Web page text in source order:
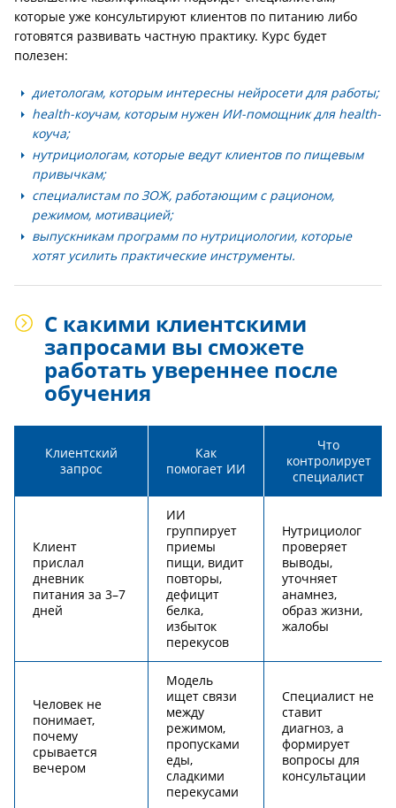
которые уже консультируют клиентов по питанию либо
готовятся развивать частную практику. Курс будет
полезен:
диетологам, которым интересны нейросети для работы;
health-коучам, которым нужен ИИ-помощник для health-
коуча;
нутрициологам, которые ведут клиентов по пищевым
привычкам;
специалистам по ЗОЖ, работающим с рационом,
режимом, мотивацией;
выпускникам программ по нутрициологии, которые
хотят усилить практические инструменты.
С какими клиентскими
запросами вы сможете
работать увереннее после
обучения
Клиентский
запрос
Как
помогает ИИ
Что
контролирует
специалист
Клиент
прислал
дневник
питания за 3–7
дней
ИИ
группирует
приемы
пищи, видит
повторы,
дефицит
белка,
избыток
перекусов
Нутрициолог
проверяет
выводы,
уточняет
анамнез,
образ жизни,
жалобы
Человек не
понимает,
почему
срывается
вечером
Модель
ищет связи
между
режимом,
пропусками
еды,
сладкими
перекусами
Специалист не
ставит
диагноз, а
формирует
вопросы для
консультации